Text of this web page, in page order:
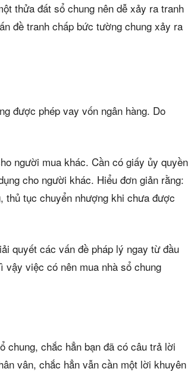
thửa đất sổ chung nên dễ xảy ra tranh
đề tranh chấp bức tường chung xảy ra
được phép vay vốn ngân hàng. Do
người mua khác. Cần có giấy ủy quyền
cho người khác. Hiểu đơn giản rằng:
thủ tục chuyển nhượng khi chưa được
quyết các vấn đề pháp lý ngay từ đầu
việc có nên mua nhà sổ chung
chung, chắc hẳn bạn đã có câu trả lời
vân, chắc hẳn vẫn cần một lời khuyên